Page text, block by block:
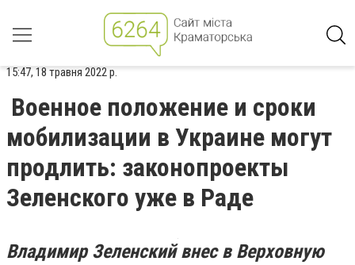
15:47, 18 травня 2022 р.
Военное положение и сроки
мобилизации в Украине могут
продлить: законопроекты
Зеленского уже в Раде
Владимир Зеленский внес в Верховную